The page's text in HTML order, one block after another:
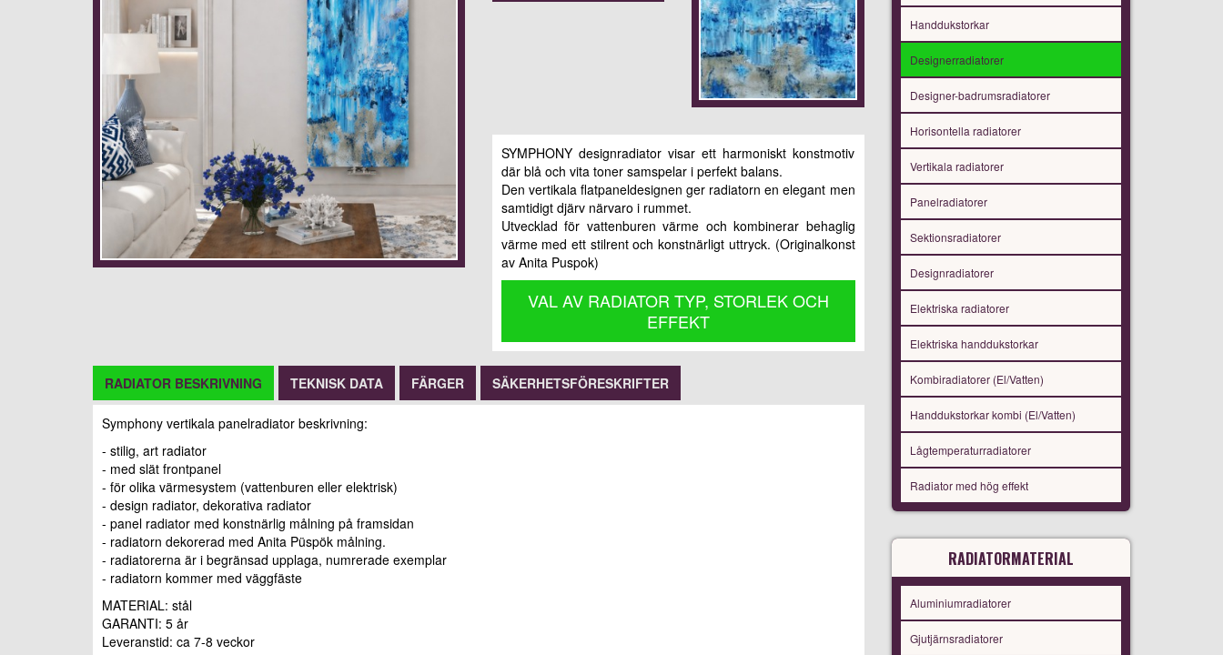
SYMPHONY designradiator visar ett harmoniskt konstmotiv
där blå och vita toner samspelar i perfekt balans.
Den vertikala flatpaneldesignen ger radiatorn en elegant men
samtidigt djärv närvaro i rummet.
Utvecklad för vattenburen värme och kombinerar behaglig
värme med ett stilrent och konstnärligt uttryck. (Originalkonst
av Anita Puspok)
VAL AV RADIATOR TYP, STORLEK OCH
EFFEKT
RADIATOR BESKRIVNING TEKNISK DATA FÄRGER SÄKERHETSFÖRESKRIFTER
Symphony vertikala panelradiator beskrivning:
- stilig, art radiator
- med slät frontpanel
- för olika värmesystem (vattenburen eller elektrisk)
- design radiator, dekorativa radiator
- panel radiator med konstnärlig målning på framsidan
- radiatorn dekorerad med Anita Püspök målning.
- radiatorerna är i begränsad upplaga, numrerade exemplar
- radiatorn kommer med väggfäste
MATERIAL: stål
GARANTI: 5 år
Leveranstid: ca 7-8 veckor
Handdukstorkar
Designerradiatorer
Designer-badrumsradiatorer
Horisontella radiatorer
Vertikala radiatorer
Panelradiatorer
Sektionsradiatorer
Designradiatorer
Elektriska radiatorer
Elektriska handdukstorkar
Kombiradiatorer (El/Vatten)
Handdukstorkar kombi (El/Vatten)
Lågtemperaturradiatorer
Radiator med hög effekt
RADIATORMATERIAL
Aluminiumradiatorer
Gjutjärnsradiatorer